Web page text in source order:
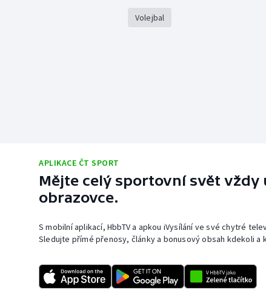
Volejbal
APLIKACE ČT SPORT
Mějte celý sportovní svět vždy
obrazovce.
S mobilní aplikací, HbbTV a apkou iVysílání ve své chytré
Sledujte přímé přenosy, články a bonusový obsah kdekoli a